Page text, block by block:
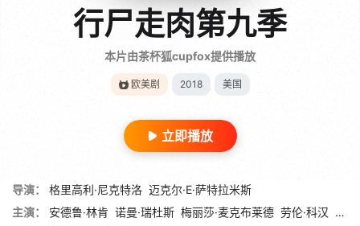
行尸走肉第九季
本片由茶杯狐cupfox提供播放
欧美剧 2018 美国
立即播放
导演： 格里高利·尼克特洛 迈克尔·E·萨特拉米斯
主演：
安德鲁·林肯 诺曼·瑞杜斯 梅丽莎·麦克布莱德 劳伦·科汉 丹娜